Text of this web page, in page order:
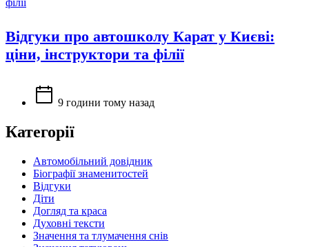
Відгуки про автошколу Карат у Києві:
ціни, інструктори та філії
9 години тому назад
Категорії
Автомобільний довідник
Біографії знаменитостей
Відгуки
Діти
Догляд та краса
Духовні тексти
Значення та тлумачення снів